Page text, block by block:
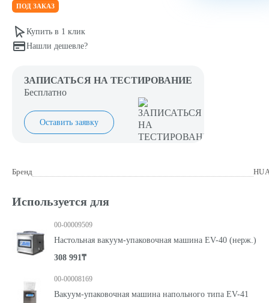
ПОД ЗАКАЗ
Купить в 1 клик
Нашли дешевле?
ЗАПИСАТЬСЯ НА ТЕСТИРОВАНИЕ
Бесплатно
Оставить заявку
Бренд
Используется для
00-00009509
Настольная вакуум-упаковочная машина EV-40 (нерж.)
308 991₸
00-00008169
Вакуум-упаковочная машина напольного типа EV-41